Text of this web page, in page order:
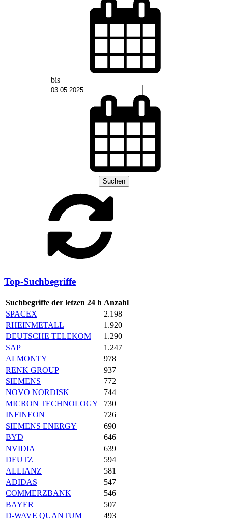
bis
Suchen
Top-Suchbegriffe
Suchbegriffe der letzen 24 h Anzahl
SPACEX
2.198
RHEINMETALL
1.920
DEUTSCHE TELEKOM
1.290
SAP
1.247
ALMONTY
978
RENK GROUP
937
SIEMENS
772
NOVO NORDISK
744
MICRON TECHNOLOGY
730
INFINEON
726
SIEMENS ENERGY
690
BYD
646
NVIDIA
639
DEUTZ
594
ALLIANZ
581
ADIDAS
547
COMMERZBANK
546
BAYER
507
D-WAVE QUANTUM
493